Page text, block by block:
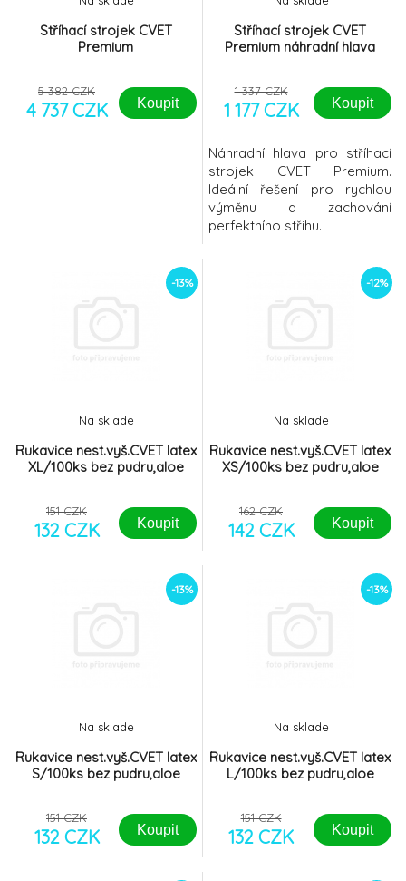
Stříhací strojek CVET
Premium
5 382 CZK
4 737 CZK Koupit
Stříhací strojek CVET
Premium náhradní hlava
1 337 CZK
1 177 CZK Koupit
Náhradní hlava pro stříhací
strojek CVET Premium.
Ideální řešení pro rychlou
výměnu a zachování
perfektního střihu.
-13%
Rukavice nest.vyš.CVET latex
XL/100ks bez pudru,aloe
Na sklade
151 CZK
132 CZK Koupit
-12%
Rukavice nest.vyš.CVET latex
XS/100ks bez pudru,aloe
Na sklade
162 CZK
142 CZK Koupit
-13%
Rukavice nest.vyš.CVET latex
S/100ks bez pudru,aloe
Na sklade
151 CZK
132 CZK Koupit
-13%
Rukavice nest.vyš.CVET latex
L/100ks bez pudru,aloe
Na sklade
151 CZK
132 CZK Koupit